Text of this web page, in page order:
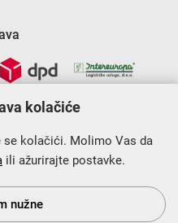
sufinanciranog iz
u sklopu Operativnog
i kohezija”.
kolačiće
kolačići. Molimo Vas da
ili ažurirajte postavke.
nužne